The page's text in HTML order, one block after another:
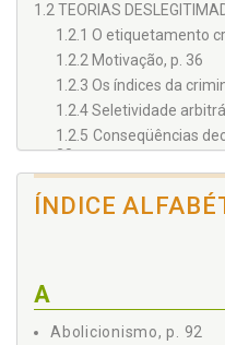
1.2 TEORIAS
1.2.1 O etiquetamento
1.2.2 Motivação, p. 36
1.2.3 Os índices da
1.2.4 Seletividade
1.2.5 Conseqüências
38
1.2.6 Estímulo à
1.2.7 Tratamento
1.3 AS PRISÕES E SUAS
DIREITO E DO PROCESSO
ÍNDICE
A
Abolicionismo, p. 92